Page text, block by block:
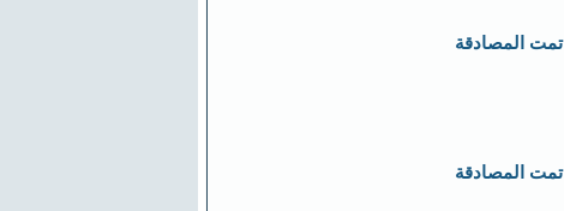
تمت المصادقة
تمت المصادقة